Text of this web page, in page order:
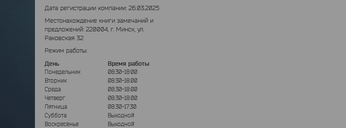
Дата регистрации компании: 26.03.2025
Местонахождение книги замечаний и
предложений: 220004, г. Минск, ул.
Раковская 32
Режим работы:
День Время работы
Понедельник
08:30-18:00
Вторник
08:30-18:00
Среда
08:30-18:00
Четверг
08:30-18:00
Пятница
08:30-17:30
Суббота
Выходной
Воскресенье
Выходной